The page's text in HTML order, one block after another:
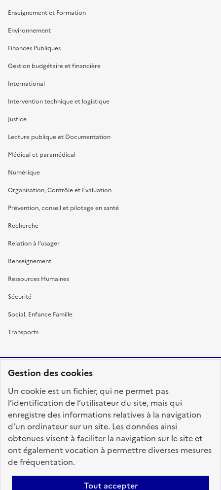
Gestion des cookies
Un cookie est un fichier, qui ne permet pas
l’identification de l’utilisateur du site, mais qui
enregistre des informations relatives à la navigation
d’un ordinateur sur un site. Les données ainsi
obtenues visent à faciliter la navigation sur le site et
ont également vocation à permettre diverses mesures
de fréquentation.
Tout accepter
Enseignement et Formation
Environnement
Finances Publiques
Gestion budgétaire et financière
International
Intervention technique et logistique
Justice
Lecture publique et Documentation
Médical et paramédical
Numérique
Organisation, Contrôle et Évaluation
Prévention, conseil et pilotage en santé
Recherche
Relation à l’usager
Renseignement
Ressources Humaines
Sécurité
Social, Enfance Famille
Transports
FRANÇAISE
fonction-publique.gouv.fr
legifrance.gouv.fr
gouvernement.fr